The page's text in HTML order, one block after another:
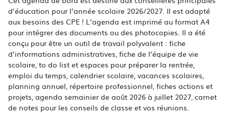
d’éducation pour l’année scolaire 2026/2027. Il est adapté
aux besoins des CPE ! L’agenda est imprimé au format A4
pour intégrer des documents ou des photocopies. Il a été
conçu pour être un outil de travail polyvalent : fiche
d’informations administratives, fiche de l’équipe de vie
scolaire, to do list et espaces pour préparer la rentrée,
emploi du temps, calendrier scolaire, vacances scolaires,
planning annuel, répertoire professionnel, fiches actions et
projets, agenda semainier de août 2026 à juillet 2027, carnet
de notes pour les conseils de classe et vos réunions.